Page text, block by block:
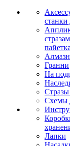
станки
Гранни
На
Стразы
Схемы
Лапки